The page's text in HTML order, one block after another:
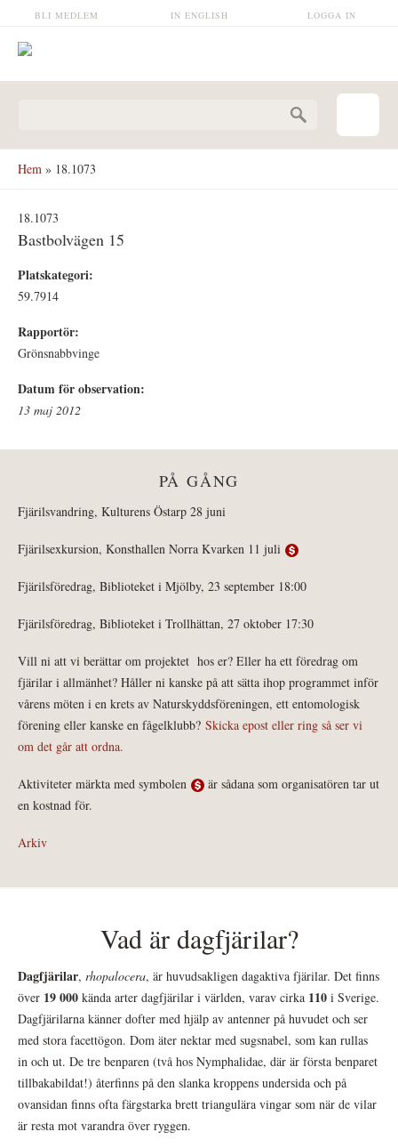
Hoppa till huvudinnehåll LOGGA IN
IN ENGLISH
BLI MEDLEM
Hem » 18.1073
18.1073
Bastbolvägen 15
Platskategori:
59.7914
Rapportör:
Grönsnabbvinge
Datum för observation:
13 maj 2012
PÅ GÅNG
Fjärilsvandring, Kulturens Östarp 28 juni
Fjärilsexkursion, Konsthallen Norra Kvarken 11 juli
Fjärilsföredrag, Biblioteket i Mjölby, 23 september 18:00
Fjärilsföredrag, Biblioteket i Trollhättan, 27 oktober 17:30
Vill ni att vi berättar om projektet hos er? Eller ha ett föredrag om
fjärilar i allmänhet? Håller ni kanske på att sätta ihop programmet inför
vårens möten i en krets av Naturskyddsföreningen, ett entomologisk
förening eller kanske en fågelklubb? Skicka epost eller ring så ser vi
om det går att ordna.
Aktiviteter märkta med symbolen
är sådana som organisatören tar ut
en kostnad för.
Arkiv
Vad är dagfjärilar?
Dagfjärilar, rhopalocera, är huvudsakligen dagaktiva fjärilar. Det finns
över 19 000 kända arter dagfjärilar i världen, varav cirka 110 i Sverige.
Dagfjärilarna känner dofter med hjälp av antenner på huvudet och ser
med stora facettögon. Dom äter nektar med sugsnabel, som kan rullas
in och ut. De tre benparen (två hos Nymphalidae, där är första benparet
tillbakabildat!) återfinns på den slanka kroppens undersida och på
ovansidan finns ofta färgstarka brett triangulära vingar som när de vilar
är resta mot varandra över ryggen.